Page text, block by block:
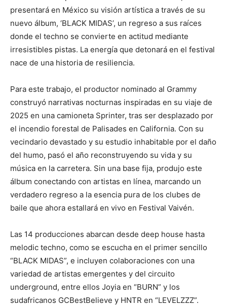
presentará en México su visión artística a través de su
nuevo álbum, ‘BLACK MIDAS’, un regreso a sus raíces
donde el techno se convierte en actitud mediante
irresistibles pistas. La energía que detonará en el festival
nace de una historia de resiliencia.
Para este trabajo, el productor nominado al Grammy
construyó narrativas nocturnas inspiradas en su viaje de
2025 en una camioneta Sprinter, tras ser desplazado por
el incendio forestal de Palisades en California. Con su
vecindario devastado y su estudio inhabitable por el daño
del humo, pasó el año reconstruyendo su vida y su
música en la carretera. Sin una base fija, produjo este
álbum conectando con artistas en línea, marcando un
verdadero regreso a la esencia pura de los clubes de
baile que ahora estallará en vivo en Festival Vaivén.
Las 14 producciones abarcan desde deep house hasta
melodic techno, como se escucha en el primer sencillo
“BLACK MIDAS”, e incluyen colaboraciones con una
variedad de artistas emergentes y del circuito
underground, entre ellos Joyia en “BURN” y los
sudafricanos GCBestBelieve y HNTR en “LEVELZZZ”.